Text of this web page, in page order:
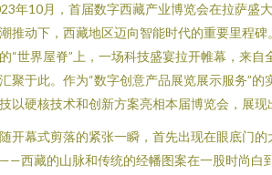
年10月，首届数字西藏产业博览会在拉萨盛
推动下，西藏地区迈向智能时代的重要里程
“世界屋脊”上，一场科技盛宴拉开帷幕，来
聚于此。作为“数字创意产品展览展示服务”
以硬核技术和创新方案亮相本届博览会，展现
开幕式剪落的紧张一瞬，首先出现在眼底门
西藏的山脉和传统的经幡图案在一股时尚白